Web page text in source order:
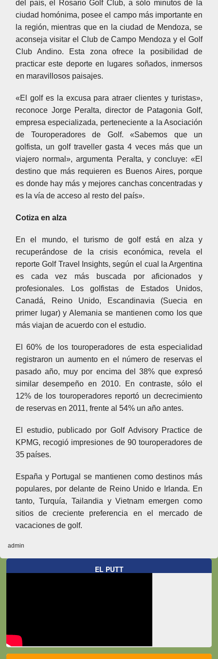
del país, el Rosario Golf Club, a sólo minutos de la
ciudad homónima, posee el campo más importante en
la región, mientras que en la ciudad de Mendoza, se
aconseja visitar el Club de Campo Mendoza y el Golf
Club Andino. Esta zona ofrece la posibilidad de
practicar este deporte en lugares soñados, inmersos
en maravillosos paisajes.
«El golf es la excusa para atraer clientes y turistas»,
reconoce Jorge Peralta, director de Patagonia Golf,
empresa especializada, perteneciente a la Asociación
de Touroperadores de Golf. «Sabemos que un
golfista, un golf traveller gasta 4 veces más que un
viajero normal», argumenta Peralta, y concluye: «El
destino que más requieren es Buenos Aires, porque
es donde hay más y mejores canchas concentradas y
es la vía de acceso al resto del país».
Cotiza en alza
En el mundo, el turismo de golf está en alza y
recuperándose de la crisis económica, revela el
reporte Golf Travel Insights, según el cual la Argentina
es cada vez más buscada por aficionados y
profesionales. Los golfistas de Estados Unidos,
Canadá, Reino Unido, Escandinavia (Suecia en
primer lugar) y Alemania se mantienen como los que
más viajan de acuerdo con el estudio.
El 60% de los touroperadores de esta especialidad
registraron un aumento en el número de reservas el
pasado año, muy por encima del 38% que expresó
similar desempeño en 2010. En contraste, sólo el
12% de los touroperadores reportó un decrecimiento
de reservas en 2011, frente al 54% un año antes.
El estudio, publicado por Golf Advisory Practice de
KPMG, recogió impresiones de 90 touroperadores de
35 países.
España y Portugal se mantienen como destinos más
populares, por delante de Reino Unido e Irlanda. En
tanto, Turquía, Tailandia y Vietnam emergen como
sitios de creciente preferencia en el mercado de
vacaciones de golf.
admin
EL PUTT